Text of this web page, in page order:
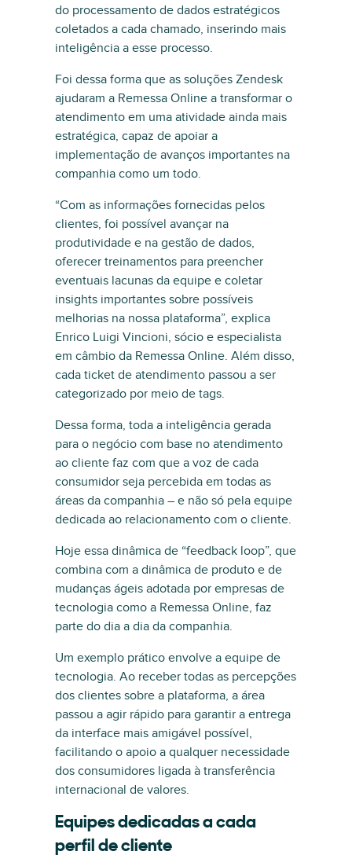
do processamento de dados estratégicos
coletados a cada chamado, inserindo mais
inteligência a esse processo.
Foi dessa forma que as soluções Zendesk
ajudaram a Remessa Online a transformar o
atendimento em uma atividade ainda mais
estratégica, capaz de apoiar a
implementação de avanços importantes na
companhia como um todo.
“Com as informações fornecidas pelos
clientes, foi possível avançar na
produtividade e na gestão de dados,
oferecer treinamentos para preencher
eventuais lacunas da equipe e coletar
insights importantes sobre possíveis
melhorias na nossa plataforma”, explica
Enrico Luigi Vincioni, sócio e especialista
em câmbio da Remessa Online. Além disso,
cada ticket de atendimento passou a ser
categorizado por meio de tags.
Dessa forma, toda a inteligência gerada
para o negócio com base no atendimento
ao cliente faz com que a voz de cada
consumidor seja percebida em todas as
áreas da companhia – e não só pela equipe
dedicada ao relacionamento com o cliente.
Hoje essa dinâmica de “feedback loop”, que
combina com a dinâmica de produto e de
mudanças ágeis adotada por empresas de
tecnologia como a Remessa Online, faz
parte do dia a dia da companhia.
Um exemplo prático envolve a equipe de
tecnologia. Ao receber todas as percepções
dos clientes sobre a plataforma, a área
passou a agir rápido para garantir a entrega
da interface mais amigável possível,
facilitando o apoio a qualquer necessidade
dos consumidores ligada à transferência
internacional de valores.
Equipes dedicadas a cada
perfil de cliente